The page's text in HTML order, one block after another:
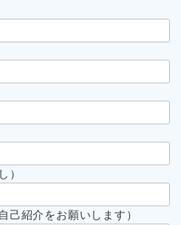
）
己紹介をお願いします）